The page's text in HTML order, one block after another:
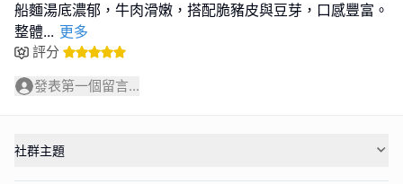
船麵湯底濃郁，牛肉滑嫩，搭配脆豬皮與豆芽，口感豐富。
整體... 更多
評分
發表第一個留言...
社群主題